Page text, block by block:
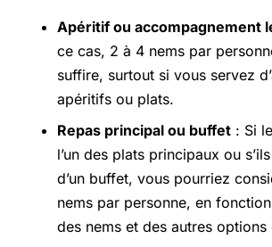
Apéritif ou accompagnement
ce cas, 2 à 4 nems par
suffire, surtout si vous servez
apéritifs ou plats.
Repas principal ou buffet : Si
l’un des plats principaux ou
d’un buffet, vous pourriez
nems par personne, en
des nems et des autres